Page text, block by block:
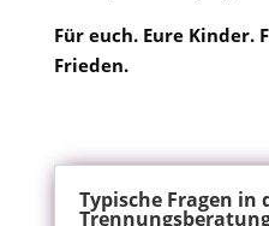
Für euch. Eure Kinder.
Frieden.
Typische Fragen in